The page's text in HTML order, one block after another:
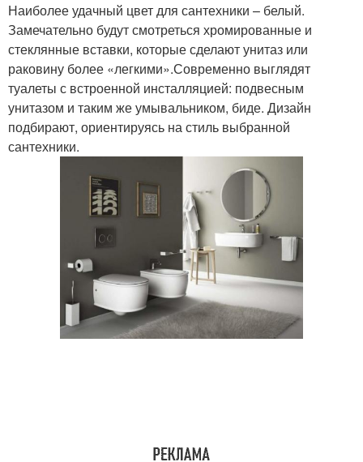
Наиболее удачный цвет для сантехники – белый.
Замечательно будут смотреться хромированные и
стеклянные вставки, которые сделают унитаз или
раковину более «легкими».Современно выглядят
туалеты с встроенной инсталляцией: подвесным
унитазом и таким же умывальником, биде. Дизайн
подбирают, ориентируясь на стиль выбранной
сантехники.